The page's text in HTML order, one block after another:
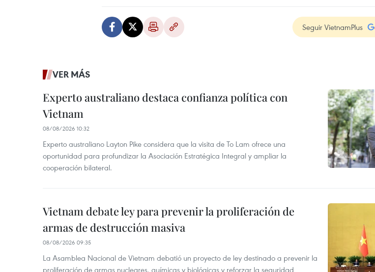
Seguir VietnamPlus
VER MÁS
Experto australiano destaca confianza política con
Vietnam
08/08/2026 10:32
Experto australiano Layton Pike considera que la visita de To Lam ofrece una
oportunidad para profundizar la Asociación Estratégica Integral y ampliar la
cooperación bilateral.
Vietnam debate ley para prevenir la proliferación de
armas de destrucción masiva
08/08/2026 09:35
La Asamblea Nacional de Vietnam debatió un proyecto de ley destinado a prevenir la
proliferación de armas nucleares, químicas y biológicas y reforzar la seguridad